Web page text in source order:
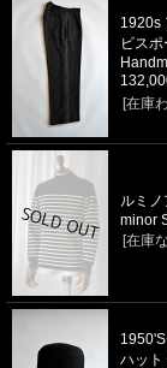
1920s
ビス
[在庫
ルミ
minor
[在庫
ハット